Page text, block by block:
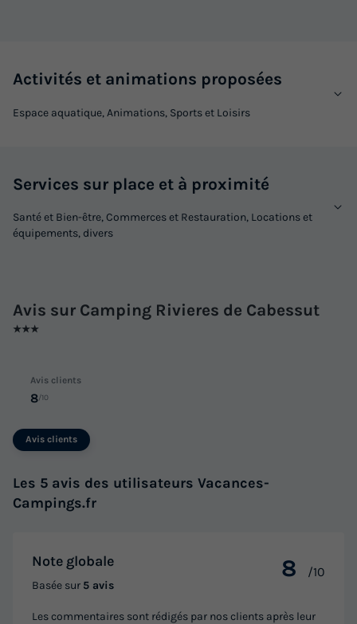
Activités et animations proposées
Espace aquatique, Animations, Sports et Loisirs
Services sur place et à proximité
Santé et Bien-être, Commerces et Restauration, Locations et
équipements, divers
Avis sur Camping Rivieres de Cabessut
★★★
Avis clients
8/10
Avis clients
Les 5 avis des utilisateurs Vacances-
Campings.fr
Note globale
Basée sur 5 avis
8 /10
Les commentaires sont rédigés par nos clients après leur